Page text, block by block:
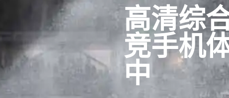
高清综
竞手机
中